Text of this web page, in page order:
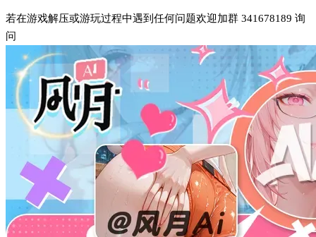
若在游戏解压或游玩过程中遇到任何问题欢迎加群 341678189 询
问